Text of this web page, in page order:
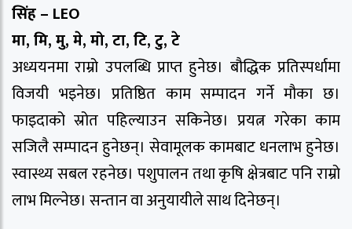
सिंह – LEO
मा, मि, मु, मे, मो, टा, टि, टु, टे
अध्ययनमा राम्रो उपलब्धि प्राप्त हुनेछ। बौद्धिक प्रतिस्पर्धामा
विजयी भइनेछ। प्रतिष्ठित काम सम्पादन गर्ने मौका छ।
फाइदाको स्रोत पहिल्याउन सकिनेछ। प्रयत्न गरेका काम
सजिलै सम्पादन हुनेछन्। सेवामूलक कामबाट धनलाभ हुनेछ।
स्वास्थ्य सबल रहनेछ। पशुपालन तथा कृषि क्षेत्रबाट पनि राम्रो
लाभ मिल्नेछ। सन्तान वा अनुयायीले साथ दिनेछन्।